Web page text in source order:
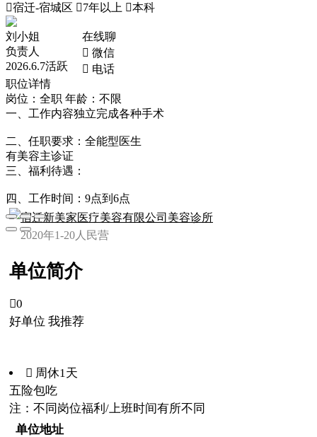
宿迁-宿城区 7年以上 本科
刘小姐
负责人
2026.6.7活跃
在线聊
 微信
 电话
职位详情
岗位：全职 年龄：不限
一、工作内容独立完成各种手术
二、任职要求：全能型医生
有美容主诊证
三、福利待遇：
四、工作时间：9点到6点
宿迁新美家医疗美容有限公司美容诊所
2020年1-20人 民营
单位简介
0
好单位 我推荐
 周休1天
五险包吃
注：不同岗位福利/上班时间有所不同
单位地址